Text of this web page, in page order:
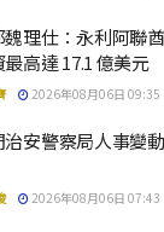
魏理仕：永利阿聯
最高達 17.1 億美元
2026年08月06日 09:35
治安警察局人事變
2026年08月06日 07:43